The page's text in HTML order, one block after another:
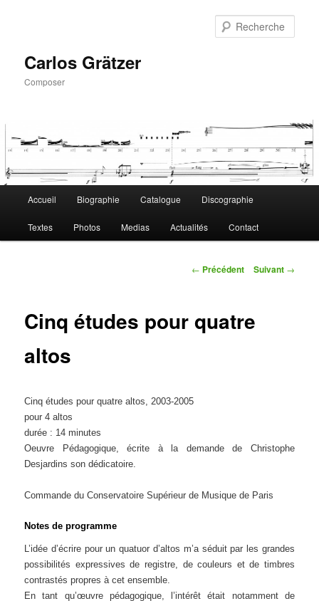
Carlos Grätzer
Composer
principal
Accueil Biographie Catalogue Discographie
Textes Photos Medias Actualités Contact
Navigation
← Précédent Suivant →
Cinq études pour quatre
altos
Cinq études pour quatre altos, 2003-2005
pour 4 altos
durée : 14 minutes
Oeuvre Pédagogique, écrite à la demande de Christophe
Desjardins son dédicatoire.
Commande du Conservatoire Supérieur de Musique de Paris
Notes de programme
L’idée d’écrire pour un quatuor d’altos m’a séduit par les grandes
possibilités expressives de registre, de couleurs et de timbres
contrastés propres à cet ensemble.
En tant qu’œuvre pédagogique, l’intérêt était notamment de